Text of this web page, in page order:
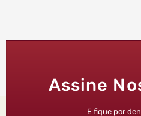
Assine
E fique por